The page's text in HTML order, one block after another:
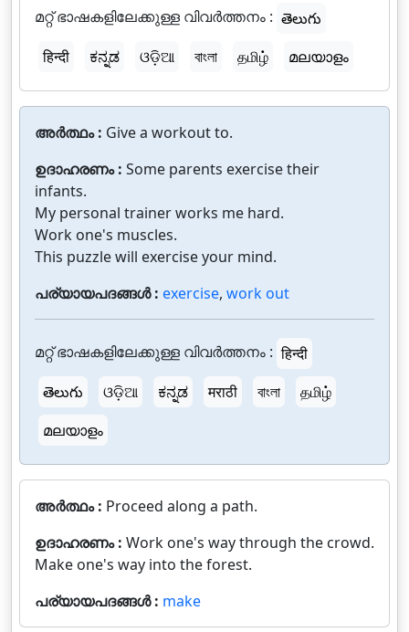
മറ്റ് ഭാഷകളിലേക്കുള്ള വിവർത്തനം : తెలుగు
हिन्दी
ಕನ್ನಡ ଓଡ଼ିଆ বাংলা தமிழ் മലയാളം
അർത്ഥം : Give a workout to.
ഉദാഹരണം : Some parents exercise their
infants.
My personal trainer works me hard.
Work one's muscles.
This puzzle will exercise your mind.
പര്യായപദങ്ങൾ : exercise, work out
മറ്റ് ഭാഷകളിലേക്കുള്ള വിവർത്തനം : हिन्दी
తెలుగు
ଓଡ଼ିଆ ಕನ್ನಡ मराठी বাংলা
தமிழ்
മലയാളം
അർത്ഥം : Proceed along a path.
ഉദാഹരണം : Work one's way through the crowd.
Make one's way into the forest.
പര്യായപദങ്ങൾ : make